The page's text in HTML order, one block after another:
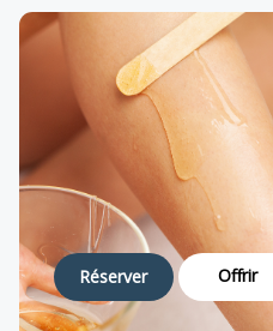
Réserver Offrir